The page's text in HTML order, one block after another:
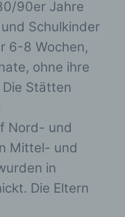
90er Jahre
Schulkinder
6-8 Wochen,
ohne ihre
Die Stätten
Nord- und
Mittel- und
in
Die Eltern